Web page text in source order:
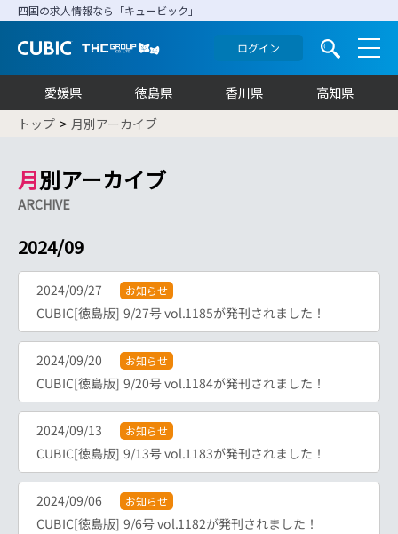
四国の求人情報なら「キュービック」
ログイン
愛媛県 徳島県 香川県
高知県
トップ
月別アーカイブ
月別アーカイブ
ARCHIVE
2024/09
2024/09/27 お知らせ
CUBIC[徳島版] 9/27号 vol.1185が発刊されました！
2024/09/20 お知らせ
CUBIC[徳島版] 9/20号 vol.1184が発刊されました！
2024/09/13 お知らせ
CUBIC[徳島版] 9/13号 vol.1183が発刊されました！
2024/09/06 お知らせ
CUBIC[徳島版] 9/6号 vol.1182が発刊されました！